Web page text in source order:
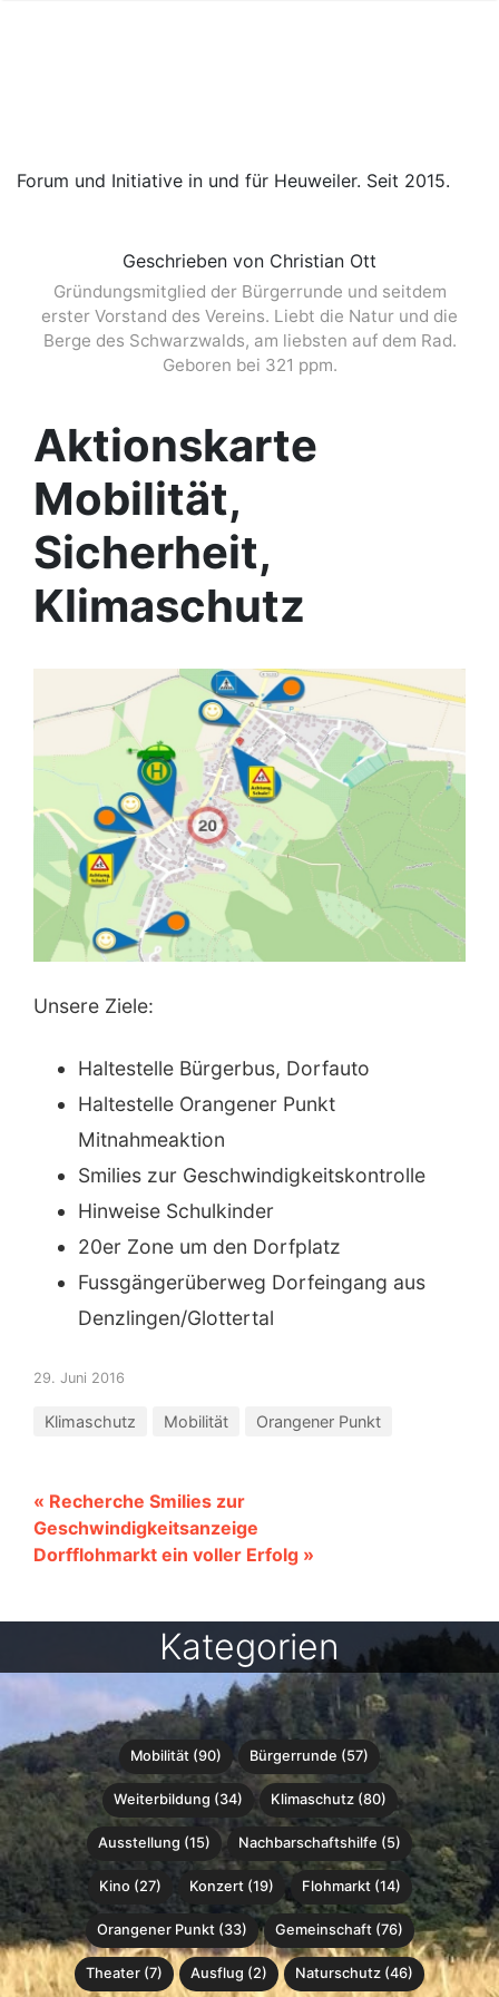
Forum und Initiative in und für Heuweiler. Seit 2015.
Geschrieben von Christian Ott
Gründungsmitglied der Bürgerrunde und seitdem
erster Vorstand des Vereins. Liebt die Natur und die
Berge des Schwarzwalds, am liebsten auf dem Rad.
Geboren bei 321 ppm.
Aktionskarte
Mobilität,
Sicherheit,
Klimaschutz
Unsere Ziele:
Haltestelle Bürgerbus, Dorfauto
Haltestelle Orangener Punkt
Mitnahmeaktion
Smilies zur Geschwindigkeitskontrolle
Hinweise Schulkinder
20er Zone um den Dorfplatz
Fussgängerüberweg Dorfeingang aus
Denzlingen/Glottertal
29. Juni 2016
Klimaschutz Mobilität Orangener Punkt
« Recherche Smilies zur
Geschwindigkeitsanzeige
Dorfflohmarkt ein voller Erfolg »
Kategorien
Mobilität (90) Bürgerrunde (57)
Weiterbildung (34) Klimaschutz (80)
Ausstellung (15) Nachbarschaftshilfe (5)
Kino (27) Konzert (19) Flohmarkt (14)
Orangener Punkt (33) Gemeinschaft (76)
Theater (7) Ausflug (2) Naturschutz (46)